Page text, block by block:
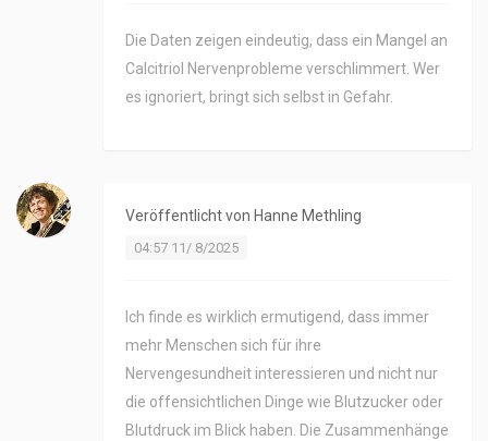
Die Daten zeigen eindeutig, dass ein Mangel an
Calcitriol Nervenprobleme verschlimmert. Wer
es ignoriert, bringt sich selbst in Gefahr.
Veröffentlicht von Hanne Methling
04:57 11/ 8/2025
Ich finde es wirklich ermutigend, dass immer
mehr Menschen sich für ihre
Nervengesundheit interessieren und nicht nur
die offensichtlichen Dinge wie Blutzucker oder
Blutdruck im Blick haben. Die Zusammenhänge